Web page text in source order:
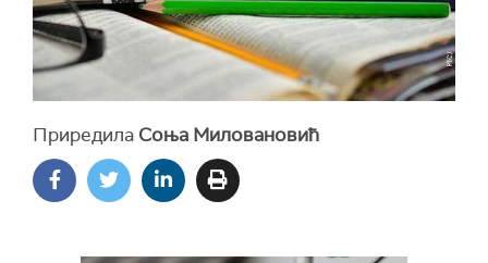
Приредила Соња Миловановић